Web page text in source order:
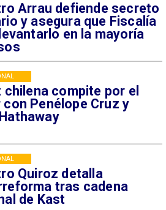
Arrau defiende secreto
y asegura que Fiscalía
en la mayoría
compite por el
con Penélope Cruz y
Quiroz detalla
tras cadena
de Kast